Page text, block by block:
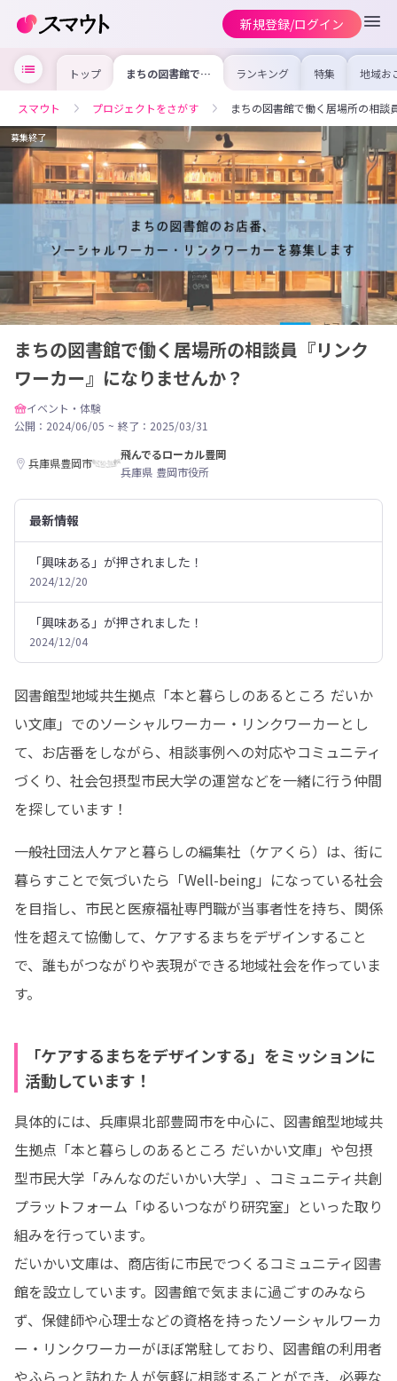
新規登録/ログイン
トップ まちの図書館で働
く居場所の相談員
ー』になりません
か？
ランキング 特集 地域お
の求
を集め
事内容
を比較
合った
けよう
スマウト プロジェクトをさがす まちの図書館で働く居場所の相談
募集終了
まちの図書館で働く居場所の相談員『リンク
ワーカー』になりませんか？
イベント・体験
公開：2024/06/05 ~ 終了：2025/03/31
兵庫県豊岡市
飛んでるローカル豊岡
兵庫県 豊岡市役所
最新情報
「興味ある」が押されました！
2024/12/20
「興味ある」が押されました！
2024/12/04
図書館型地域共生拠点「本と暮らしのあるところ だいか
い文庫」でのソーシャルワーカー・リンクワーカーとし
て、お店番をしながら、相談事例への対応やコミュニティ
づくり、社会包摂型市民大学の運営などを一緒に行う仲間
を探しています！
一般社団法人ケアと暮らしの編集社（ケアくら）は、街に
暮らすことで気づいたら「Well-being」になっている社会
を目指し、市民と医療福祉専門職が当事者性を持ち、関係
性を超えて協働して、ケアするまちをデザインすること
で、誰もがつながりや表現ができる地域社会を作っていま
す。
「ケアするまちをデザインする」をミッションに
活動しています！
具体的には、兵庫県北部豊岡市を中心に、図書館型地域共
生拠点「本と暮らしのあるところ だいかい文庫」や包摂
型市民大学「みんなのだいかい大学」、コミュニティ共創
プラットフォーム「ゆるいつながり研究室」といった取り
組みを行っています。
だいかい文庫は、商店街に市民でつくるコミュニティ図書
館を設立しています。図書館で気ままに過ごすのみなら
ず、保健師や心理士などの資格を持ったソーシャルワーカ
ー・リンクワーカーがほぼ常駐しており、図書館の利用者
やふらっと訪れた人が気軽に相談することができ、必要な